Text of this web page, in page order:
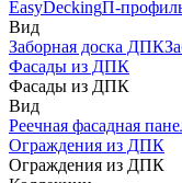
EasyDeckingП-
Вид
Заборная доска ДПК
Фасады из ДПК
Фасады из ДПК
Вид
Реечная фасадная
Ограждения из ДПК
Ограждения из ДПК